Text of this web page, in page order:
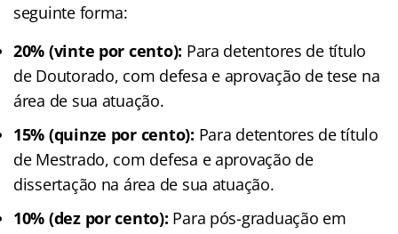
seguinte forma:
20% (vinte por cento): Para detentores de título
de Doutorado, com defesa e aprovação de tese na
área de sua atuação.
15% (quinze por cento): Para detentores de título
de Mestrado, com defesa e aprovação de
dissertação na área de sua atuação.
10% (dez por cento): Para pós-graduação em